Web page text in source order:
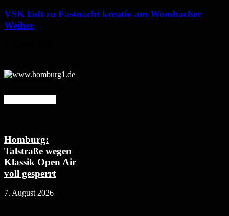
VSK lädt zu Fastnacht kreativ am Wombacher
Weiher
Homburg:
Talstraße wegen
Klassik Open Air
voll gesperrt
7. August 2026